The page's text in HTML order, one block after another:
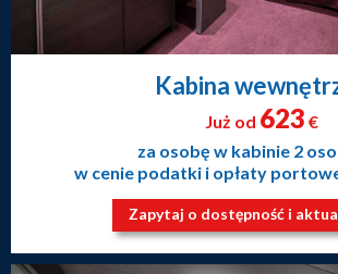
Kabina
Już od 623 €
za osobę w kabinie 2
w cenie podatki i opłaty
Zapytaj o dostępność i